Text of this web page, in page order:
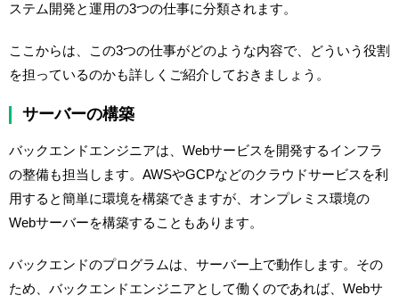
ステム開発と運用の3つの仕事に分類されます。
ここからは、この3つの仕事がどのような内容で、どういう役割
を担っているのかも詳しくご紹介しておきましょう。
サーバーの構築
バックエンドエンジニアは、Webサービスを開発するインフラ
の整備も担当します。AWSやGCPなどのクラウドサービスを利
用すると簡単に環境を構築できますが、オンプレミス環境の
Webサーバーを構築することもあります。
バックエンドのプログラムは、サーバー上で動作します。その
ため、バックエンドエンジニアとして働くのであれば、Webサ